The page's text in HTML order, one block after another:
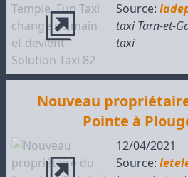
Source:
taxi Tarn-et-
taxi
Nouveau
Pointe à
12/04/2021
Source: